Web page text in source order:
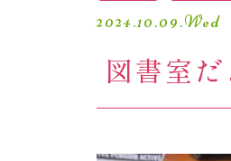
2024.10.09.Wed
図書室